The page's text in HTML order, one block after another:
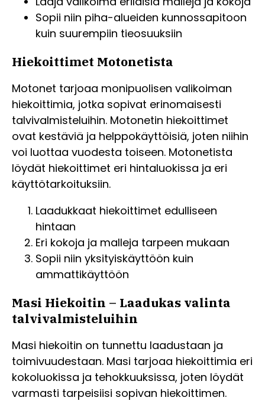
Sopii niin piha-alueiden kunnossapitoon
kuin suurempiin tieosuuksiin
Hiekoittimet Motonetista
Motonet tarjoaa monipuolisen valikoiman
hiekoittimia, jotka sopivat erinomaisesti
talvivalmisteluihin. Motonetin hiekoittimet
ovat kestäviä ja helppokäyttöisiä, joten niihin
voi luottaa vuodesta toiseen. Motonetista
löydät hiekoittimet eri hintaluokissa ja eri
käyttötarkoituksiin.
Laadukkaat hiekoittimet edulliseen
hintaan
Eri kokoja ja malleja tarpeen mukaan
Sopii niin yksityiskäyttöön kuin
ammattikäyttöön
Masi Hiekoitin – Laadukas valinta
talvivalmisteluihin
Masi hiekoitin on tunnettu laadustaan ja
toimivuudestaan. Masi tarjoaa hiekoittimia eri
kokoluokissa ja tehokkuuksissa, joten löydät
varmasti tarpeisiisi sopivan hiekoittimen.